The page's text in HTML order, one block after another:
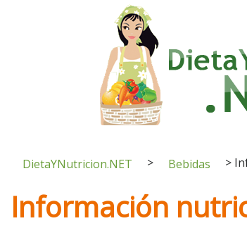
DietaYNutricion.NET > Bebidas >
Información